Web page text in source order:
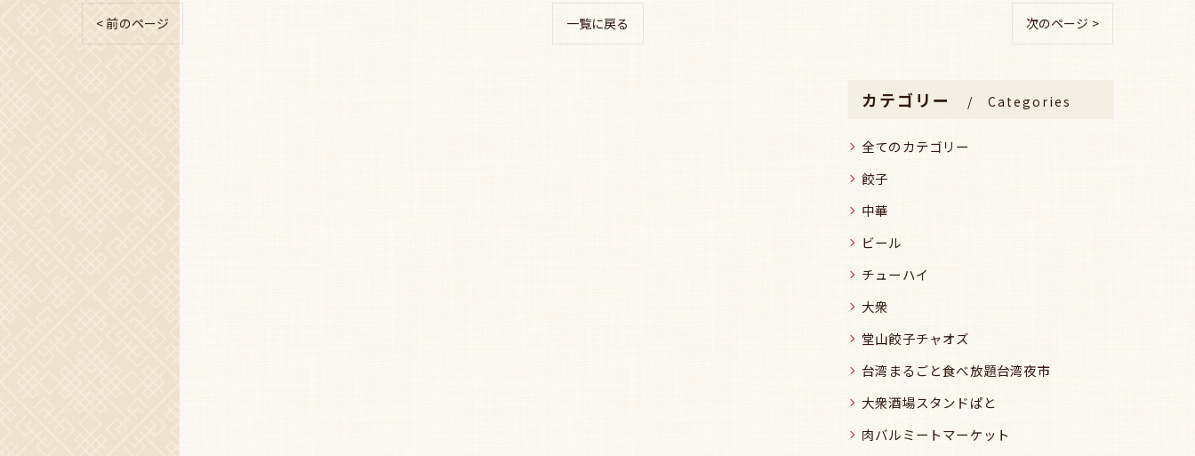
< 前のページ 一覧に戻る 次のページ >
カテゴリー Categories
全てのカテゴリー
餃子
中華
ビール
チューハイ
大衆
堂山餃子チャオズ
台湾まるごと食べ放題台湾夜市
大衆酒場スタンドぱと
肉バルミートマーケット